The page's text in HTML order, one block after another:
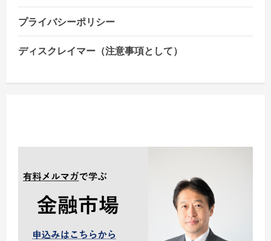
プライバシーポリシー
ディスクレイマー（注意事項として）